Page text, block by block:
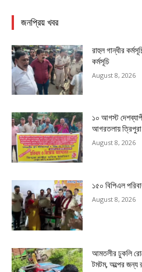
জনপ্রিয় খবর
রাহুল গান্ধীর
কর্মসূচি
August 8, 2026
১০ আগস্ট
আগরতলায় ত্রিপুরা
August 8, 2026
১৫০ বিপিএল
August 8, 2026
আমতলীর ঢুকলি
টমটম, অল্পের জন্য